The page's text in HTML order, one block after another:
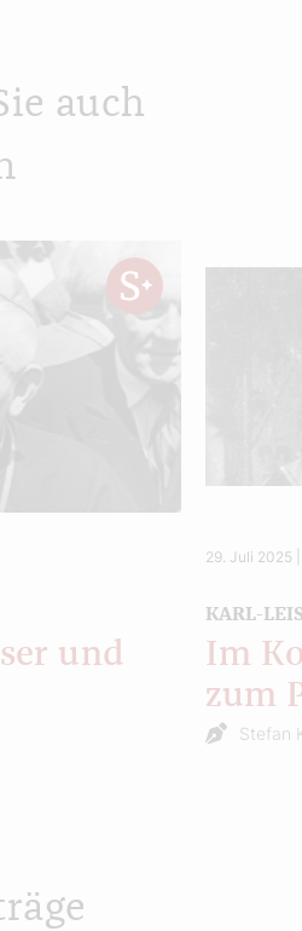
auch
und
29. Juli 2025
KARL-
Im
zum
Stefan